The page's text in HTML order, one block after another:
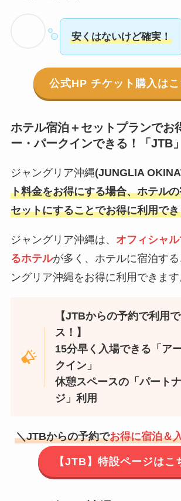
安くはないけど確実！
公式HP チケット購入はこ
ホテル宿泊＋セットプランでお
ー・パークインできる！「JTB」
ジャングリア沖縄(JUNGLIA
ト料金をお得にする場合、ホテル
セットにすることでお得に利用で
ジャングリア沖縄は、 オフィシャ
るホテルが多く、ホテルに宿泊す
ングリア沖縄をお得に利用できます
【JTBからの予約で利用
ス！】
15分早く入場できる「ア
クイン」
休憩スペースの「パート
ジ」利用
＼JTBからの予約でお得に宿泊＆
【JTB】特設ページはこ